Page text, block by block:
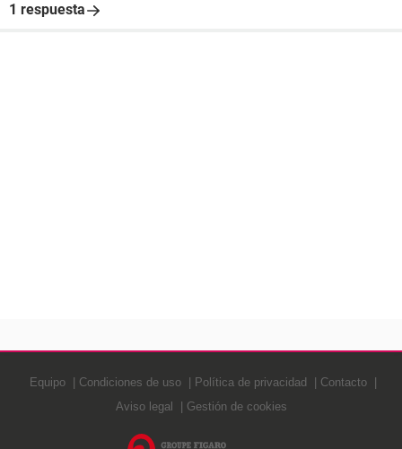
1 respuesta
Equipo Condiciones de uso Política de privacidad
Contacto
Aviso legal
Gestión de cookies